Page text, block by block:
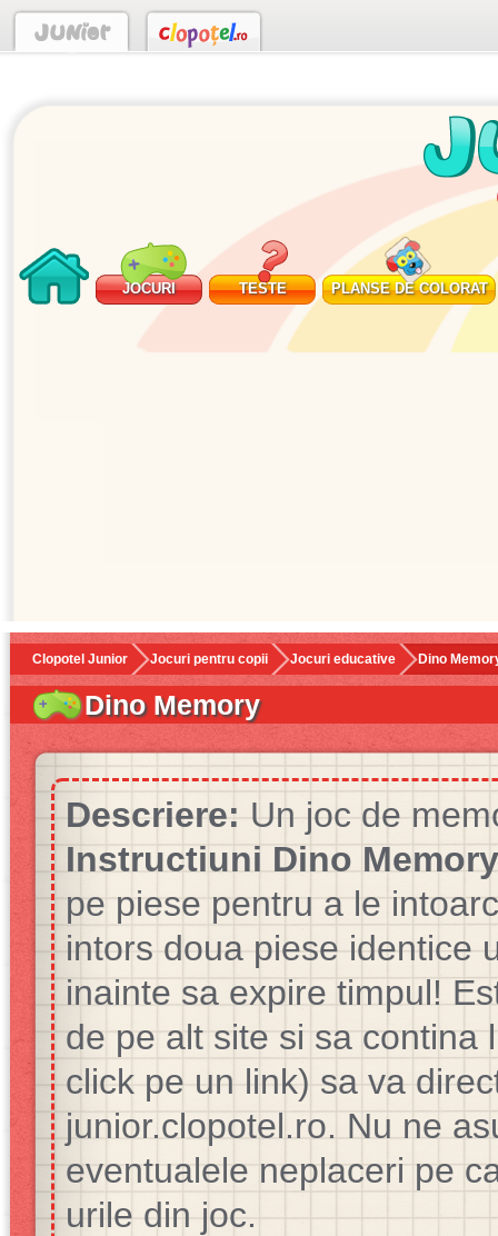
JOCURI TESTE PLANSE DE COLORAT
Clopotel Junior Jocuri pentru copii Jocuri educative Dino
Dino Memory
Descriere: Un joc de
Instructiuni Dino
pe piese pentru a le
intors doua piese identice
inainte sa expire timpul!
de pe alt site si sa contina
click pe un link) sa va
junior.clopotel.ro. Nu ne
eventualele neplaceri pe
urile din joc.